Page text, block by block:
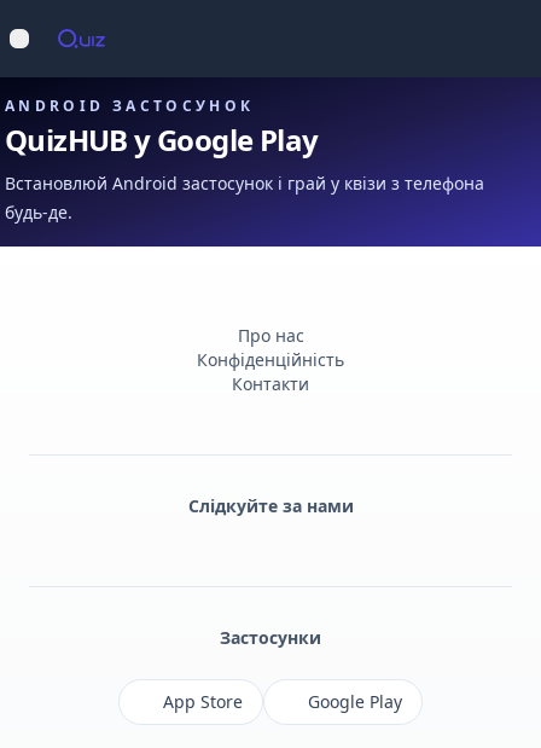
Відкрити меню
ANDROID ЗАСТОСУНОК
QuizHUB у Google Play
Встановлюй Android застосунок і грай у квізи з телефона
будь-де.
Про нас
Конфіденційність
Контакти
Слідкуйте за нами
Застосунки
App Store Google Play